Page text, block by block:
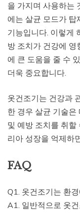
을 가지며 사용하는
에는 살균 모드가
기능입니다. 이렇게
방 조치가 건강에 영
에 큰 도움을 줄 수
더욱 중요합니다.
옷건조기는 건강과
한 경우 살균 기술은
및 예방 조치를 취할
리아 성장을 억제하
FAQ
Q1. 옷건조기는 환
A1. 일반적으로 옷